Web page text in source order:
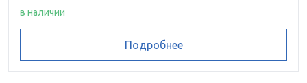
в наличии
Подробнее